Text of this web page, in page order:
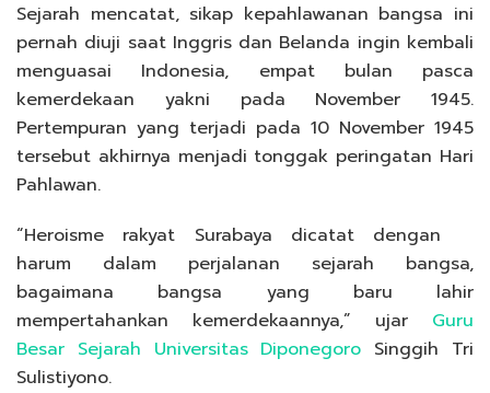
Sejarah mencatat, sikap kepahlawanan bangsa ini
pernah diuji saat Inggris dan Belanda ingin kembali
menguasai Indonesia, empat bulan pasca
kemerdekaan yakni pada November 1945.
Pertempuran yang terjadi pada 10 November 1945
tersebut akhirnya menjadi tonggak peringatan Hari
Pahlawan.
“Heroisme rakyat Surabaya dicatat dengan
harum dalam perjalanan sejarah bangsa,
bagaimana bangsa yang baru lahir
mempertahankan kemerdekaannya,” ujar Guru
Besar Sejarah Universitas Diponegoro Singgih Tri
Sulistiyono.